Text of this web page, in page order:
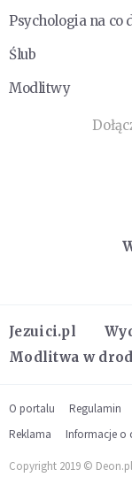
Psychologia na co
Ślub
Modlitwy
Jezuici.pl
Modlitwa w
O portalu Regulamin
Reklama
Informacje o
Copyright 2019 ©